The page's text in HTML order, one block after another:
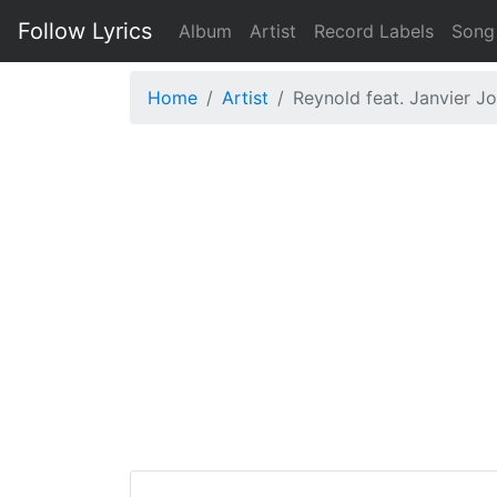
Follow Lyrics Album Artist Record Labels Song
Home Artist Reynold feat. Janvier